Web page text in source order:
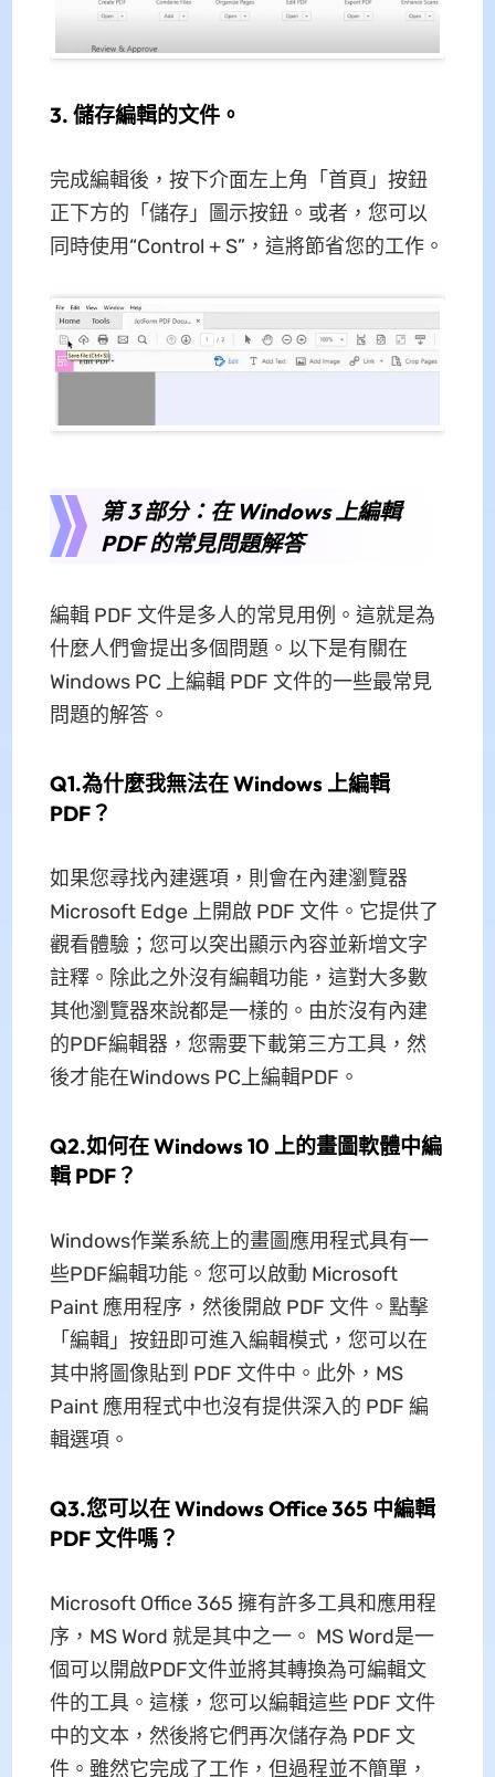
3. 儲存編輯的文件。
完成編輯後，按下介面左上角「首頁」按鈕
正下方的「儲存」圖示按鈕。或者，您可以
同時使用“Control + S”，這將節省您的工作。
第 3 部分：在 Windows 上編輯
PDF 的常見問題解答
編輯 PDF 文件是多人的常見用例。這就是為
什麼人們會提出多個問題。以下是有關在
Windows PC 上編輯 PDF 文件的一些最常見
問題的解答。
Q1.為什麼我無法在 Windows 上編輯
PDF？
如果您尋找內建選項，則會在內建瀏覽器
Microsoft Edge 上開啟 PDF 文件。它提供了
觀看體驗；您可以突出顯示內容並新增文字
註釋。除此之外沒有編輯功能，這對大多數
其他瀏覽器來說都是一樣的。由於沒有內建
的PDF編輯器，您需要下載第三方工具，然
後才能在Windows PC上編輯PDF。
Q2.如何在 Windows 10 上的畫圖軟體中編
輯 PDF？
Windows作業系統上的畫圖應用程式具有一
些PDF編輯功能。您可以啟動 Microsoft
Paint 應用程序，然後開啟 PDF 文件。點擊
「編輯」按鈕即可進入編輯模式，您可以在
其中將圖像貼到 PDF 文件中。此外，MS
Paint 應用程式中也沒有提供深入的 PDF 編
輯選項。
Q3.您可以在 Windows Office 365 中編輯
PDF 文件嗎？
Microsoft Office 365 擁有許多工具和應用程
序，MS Word 就是其中之一。 MS Word是一
個可以開啟PDF文件並將其轉換為可編輯文
件的工具。這樣，您可以編輯這些 PDF 文件
中的文本，然後將它們再次儲存為 PDF 文
件。雖然它完成了工作，但過程並不簡單，